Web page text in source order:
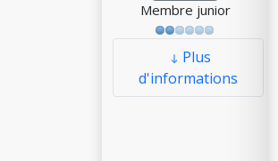
Membre junior
Plus
d'informations